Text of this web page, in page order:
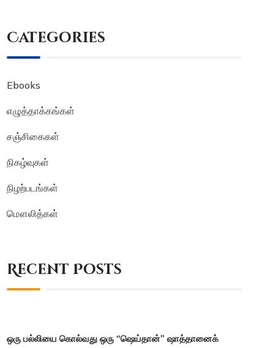
Categories
Ebooks
எழுத்தாக்கங்கள்
சஞ்சிகைகள்
நிகழ்வுகள்
நிழற்படங்கள்
மௌலித்கள்
Recent Posts
ஒரு பல்லியை கொல்வது ஒரு “ஷெய்தான்” ஷாத்தானைக்